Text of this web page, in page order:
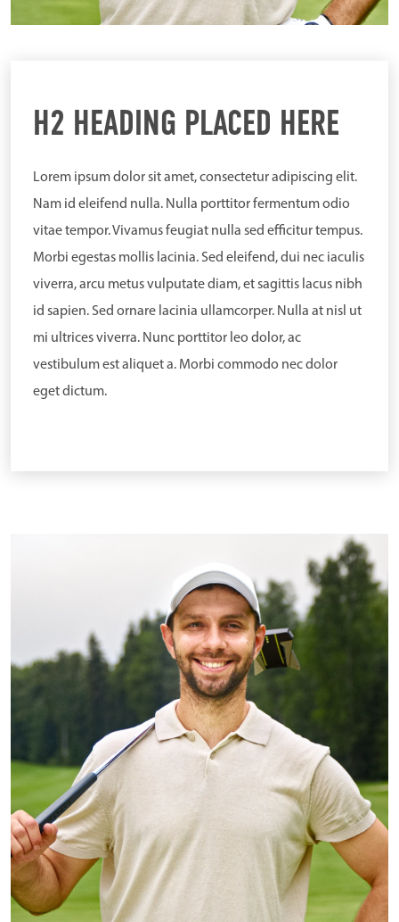
H2 HEADING PLACED HERE
Lorem ipsum dolor sit amet, consectetur adipiscing elit.
Nam id eleifend nulla. Nulla porttitor fermentum odio
vitae tempor. Vivamus feugiat nulla sed efficitur tempus.
Morbi egestas mollis lacinia. Sed eleifend, dui nec iaculis
viverra, arcu metus vulputate diam, et sagittis lacus nibh
id sapien. Sed ornare lacinia ullamcorper. Nulla at nisl ut
mi ultrices viverra. Nunc porttitor leo dolor, ac
vestibulum est aliquet a. Morbi commodo nec dolor
eget dictum.